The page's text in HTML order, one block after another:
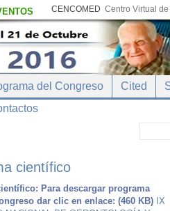
CENCOMED Centro Virtual
del Congreso Cited
científico
Para descargar programa
dar clic en enlace: (460 KB) IX